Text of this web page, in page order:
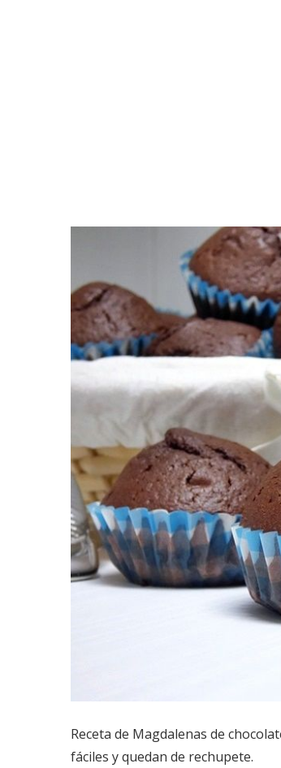
Receta de Magdalenas de
fáciles y quedan de rechupete.